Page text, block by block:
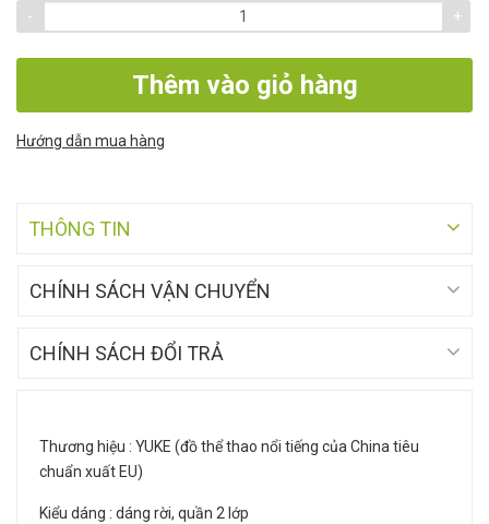
-
+
Thêm vào giỏ hàng
Hướng dẫn mua hàng
THÔNG TIN
CHÍNH SÁCH VẬN CHUYỂN
CHÍNH SÁCH ĐỔI TRẢ
Thương hiệu : YUKE (đồ thể thao nổi tiếng của China tiêu
chuẩn xuất EU)
Kiểu dáng : dáng rời, quần 2 lớp